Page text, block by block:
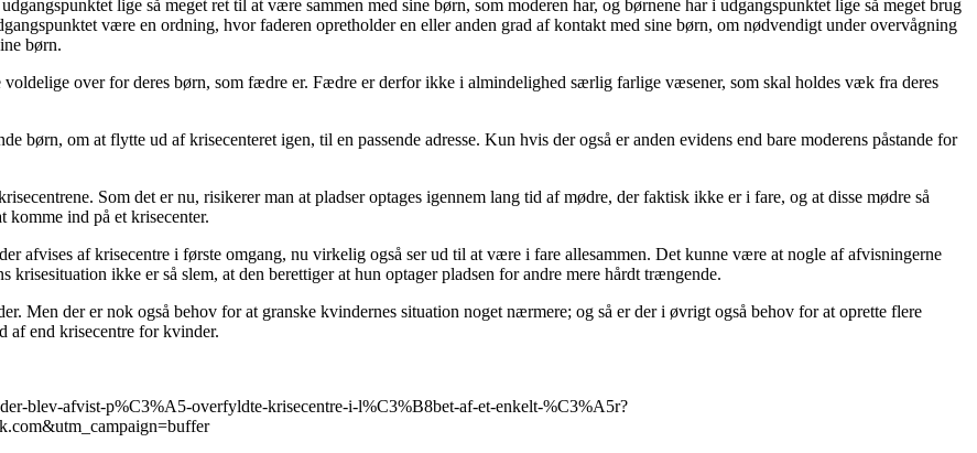
lige så meget ret til at være sammen med sine børn, som moderen har, og børnene har i udgangspunktet lige så meget brug
være en ordning, hvor faderen opretholder en eller anden grad af kontakt med sine børn, om nødvendigt under overvågning
børn.
over for deres børn, som fædre er. Fædre er derfor ikke i almindelighed særlig farlige væsener, som skal holdes væk fra deres
børn, om at flytte ud af krisecenteret igen, til en passende adresse. Kun hvis der også er anden evidens end bare moderens påstande for
Som det er nu, risikerer man at pladser optages igennem lang tid af mødre, der faktisk ikke er i fare, og at disse mødre så
komme ind på et krisecenter.
afvises af krisecentre i første omgang, nu virkelig også ser ud til at være i fare allesammen. Det kunne være at nogle af afvisningerne
krisesituation ikke er så slem, at den berettiger at hun optager pladsen for andre mere hårdt trængende.
Men der er nok også behov for at granske kvindernes situation noget nærmere; og så er der i øvrigt også behov for at oprette flere
af end krisecentre for kvinder.
blev-afvist-p%C3%A5-overfyldte-krisecentre-i-l%C3%B8bet-af-et-enkelt-%C3%A5r?